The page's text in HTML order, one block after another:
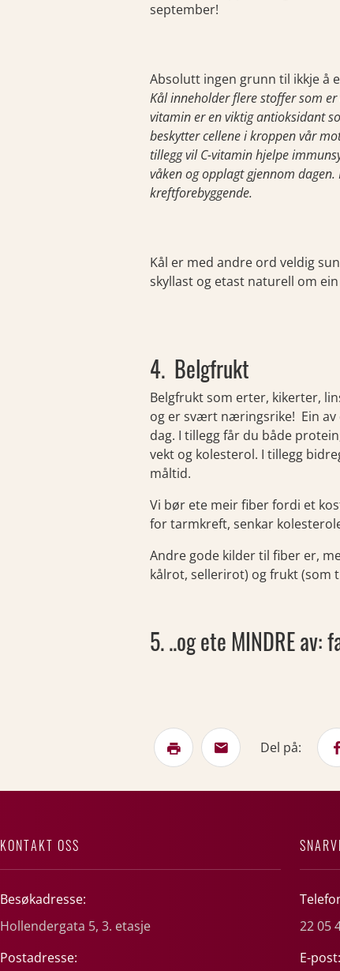
september!
Absolutt ingen grunn til ikkje å
Kål inneholder flere stoffer som
vitamin er en viktig antioksidant
beskytter cellene i kroppen vår
tillegg vil C-vitamin hjelpe
våken og opplagt gjennom
kreftforebyggende.
Kål er med andre ord veldig
skyllast og etast naturell om
4. Belgfrukt
Belgfrukt som erter, kikerter,
og er svært næringsrike! Ein av
dag. I tillegg får du både
vekt og kolesterol. I tillegg
måltid.
Vi bør ete meir fiber fordi et
for tarmkreft, senkar
Andre gode kilder til fiber er,
kålrot, sellerirot) og frukt (som
5. ..og ete MINDRE
Del på:
KONTAKT OSS
Besøkadresse:
Hollendergata 5, 3. etasje
Postadresse:
22 05
E-post: